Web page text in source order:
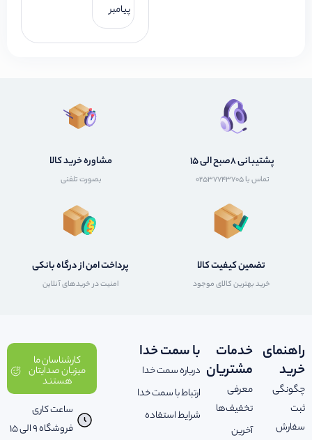
پیامبر
پشتیبانی 8صبح الی 15
تماس با 02537743705
مشاوره خرید کالا
بصورت تلفنی
تضمین کیفیت کالا
خرید بهترین کالای موجود
پرداخت امن از درگاه بانکی
امنیت در خریدهای آنلاین
راهنمای
خرید
چگونگی
ثبت
سفارش
خدمات
مشتریان
معرفی
تخفیف‌ها
آخرین
با سمت خدا
درباره سمت خدا
ارتباط با سمت خدا
شرایط استفاده
کارشناسان ما
میزبان صدایتان
هستند
ساعت کاری
فروشگاه 9 الی 15